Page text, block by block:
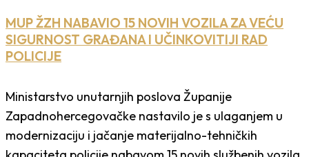
MUP ŽZH NABAVIO 15 NOVIH VOZILA ZA VEĆU
SIGURNOST GRAĐANA I UČINKOVITIJI RAD
POLICIJE
Ministarstvo unutarnjih poslova Županije
Zapadnohercegovačke nastavilo je s ulaganjem u
modernizaciju i jačanje materijalno-tehničkih